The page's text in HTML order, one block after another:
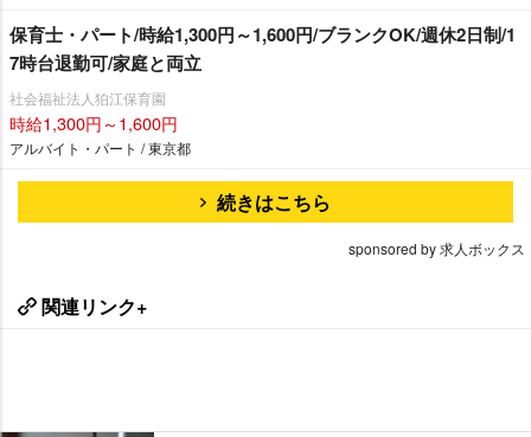
保育士・パート/時給1,300円～1,600円/ブランクOK/週休2日制/1
7時台退勤可/家庭と両立
社会福祉法人狛江保育園
時給1,300円～1,600円
アルバイト・パート / 東京都
続きはこちら
sponsored by 求人ボックス
関連リンク+